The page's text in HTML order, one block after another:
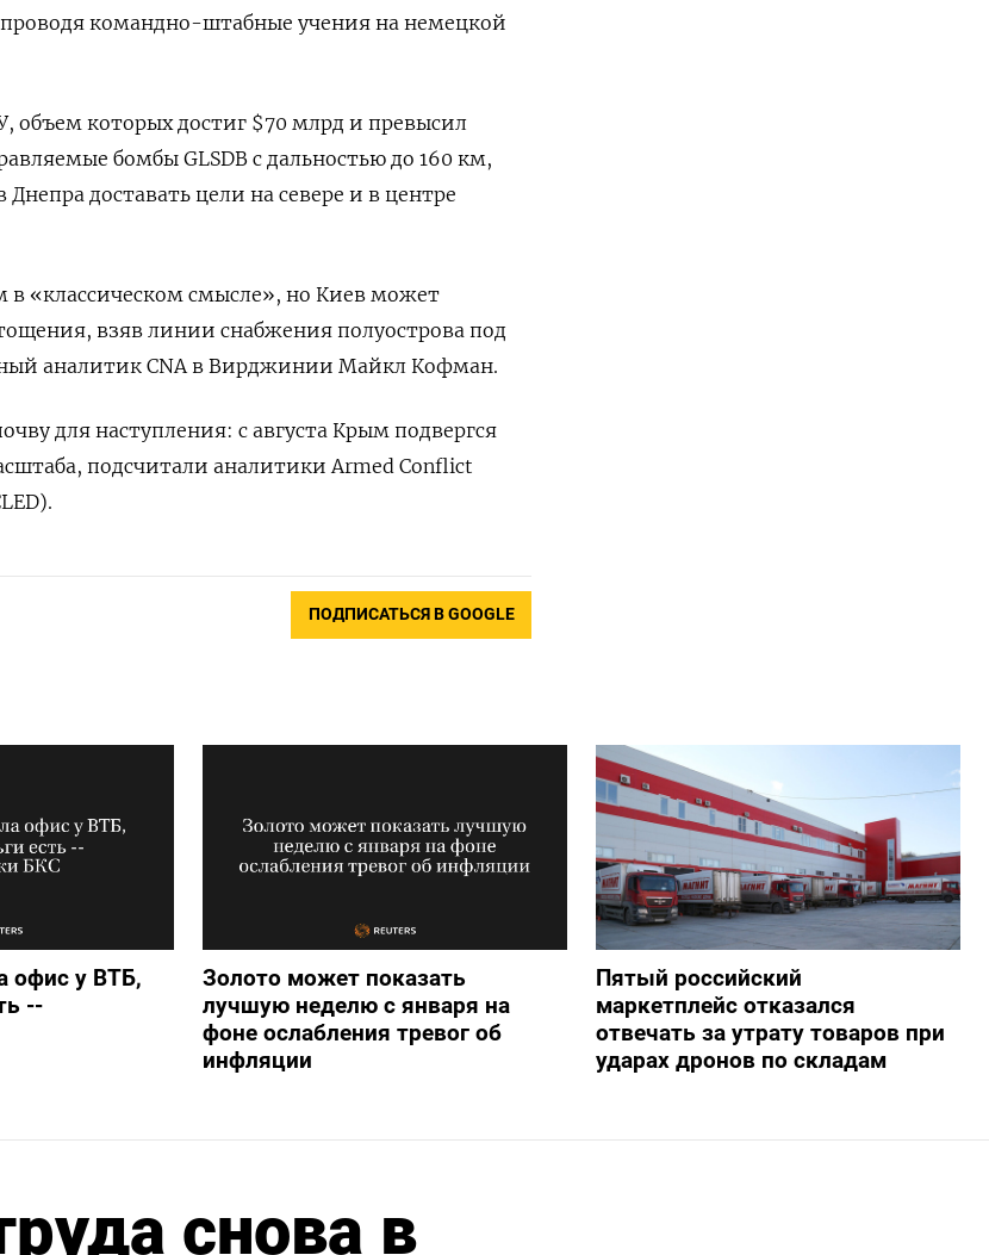
командно-штабные учения на немецкой
объем которых достиг $70 млрд и превысил
бомбы GLSDB с дальностью до 160 км,
доставать цели на севере и в центре
в «классическом смысле», но Киев может
взяв линии снабжения полуострова под
аналитик CNA в Вирджинии Майкл Кофман.
для наступления: с августа Крым подвергся
подсчитали аналитики Armed Conflict
ПОДПИСАТЬСЯ В GOOGLE
офис у ВТБ,
--
Золото может показать
лучшую неделю с января на
фоне ослабления тревог об
инфляции
Пятый российский
маркетплейс отказался
отвечать за утрату товаров при
ударах дронов по складам
снова в